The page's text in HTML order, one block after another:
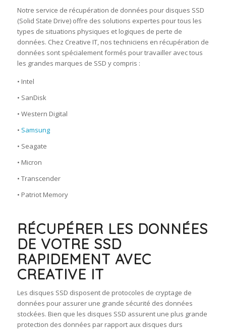
Notre service de récupération de données pour disques SSD
(Solid State Drive) offre des solutions expertes pour tous les
types de situations physiques et logiques de perte de
données. Chez Creative IT, nos techniciens en récupération de
données sont spécialement formés pour travailler avec tous
les grandes marques de SSD y compris :
• Intel
• SanDisk
• Western Digital
• Samsung
• Seagate
• Micron
• Transcender
• Patriot Memory
RÉCUPÉRER LES DONNÉES
DE VOTRE SSD
RAPIDEMENT AVEC
CREATIVE IT
Les disques SSD disposent de protocoles de cryptage de
données pour assurer une grande sécurité des données
stockées. Bien que les disques SSD assurent une plus grande
protection des données par rapport aux disques durs